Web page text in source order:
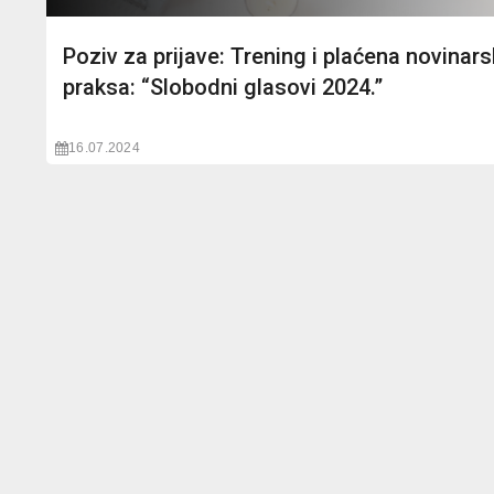
Poziv za prijave: Trening i plaćena
praksa: “Slobodni glasovi 2024.”
16.07.2024